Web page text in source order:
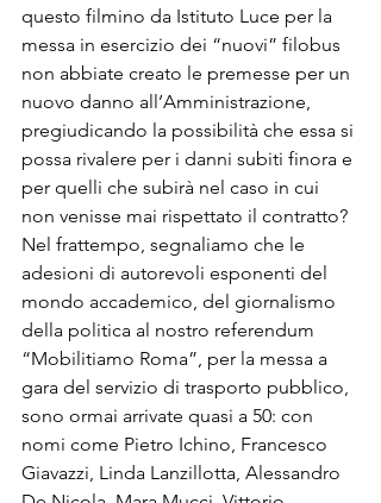
questo filmino da Istituto Luce per la
messa in esercizio dei “nuovi” filobus
non abbiate creato le premesse per un
nuovo danno all’Amministrazione,
pregiudicando la possibilità che essa si
possa rivalere per i danni subiti finora e
per quelli che subirà nel caso in cui
non venisse mai rispettato il contratto?
Nel frattempo, segnaliamo che le
adesioni di autorevoli esponenti del
mondo accademico, del giornalismo
della politica al nostro referendum
“Mobilitiamo Roma”, per la messa a
gara del servizio di trasporto pubblico,
sono ormai arrivate quasi a 50: con
nomi come Pietro Ichino, Francesco
Giavazzi, Linda Lanzillotta, Alessandro